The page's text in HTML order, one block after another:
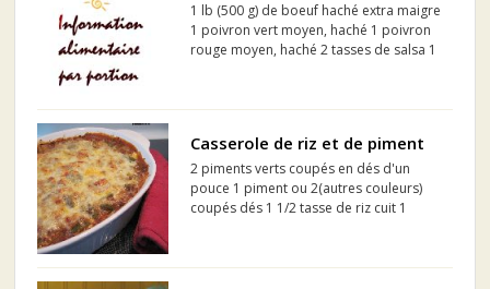
1 lb (500 g) de boeuf haché extra maigre
1 poivron vert moyen, haché 1 poivron
rouge moyen, haché 2 tasses de salsa 1
surgelé, dégelé 12 tortillas à la farine de
Casserole de riz et de piment
2 piments verts coupés en dés d'un
pouce 1 piment ou 2(autres couleurs)
coupés dés 1 1/2 tasse de riz cuit 1
tranches 2 gousses d'ail écrasées 2